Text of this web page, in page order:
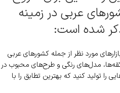
عربی در زمینه
شده است:
مورد نظر از جمله کشورهای عربی
مدل‌های رنگی و طرح‌های محبوب در
تولید کنید که بهترین تطابق را با